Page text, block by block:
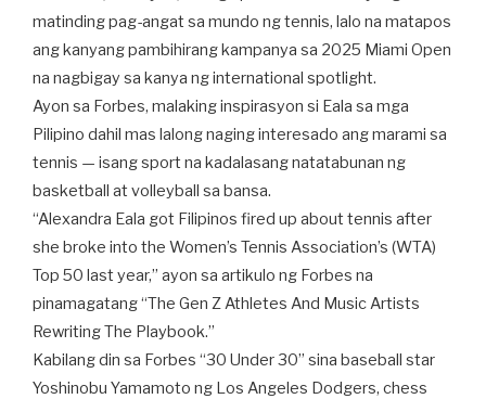
matinding pag-angat sa mundo ng tennis, lalo na matapos
ang kanyang pambihirang kampanya sa 2025 Miami Open
na nagbigay sa kanya ng international spotlight.
Ayon sa Forbes, malaking inspirasyon si Eala sa mga
Pilipino dahil mas lalong naging interesado ang marami sa
tennis — isang sport na kadalasang natatabunan ng
basketball at volleyball sa bansa.
“Alexandra Eala got Filipinos fired up about tennis after
she broke into the Women’s Tennis Association’s (WTA)
Top 50 last year,” ayon sa artikulo ng Forbes na
pinamagatang “The Gen Z Athletes And Music Artists
Rewriting The Playbook.”
Kabilang din sa Forbes “30 Under 30” sina baseball star
Yoshinobu Yamamoto ng Los Angeles Dodgers, chess